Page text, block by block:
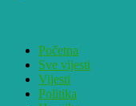
Početna
Sve vijesti
Vijesti
Politika